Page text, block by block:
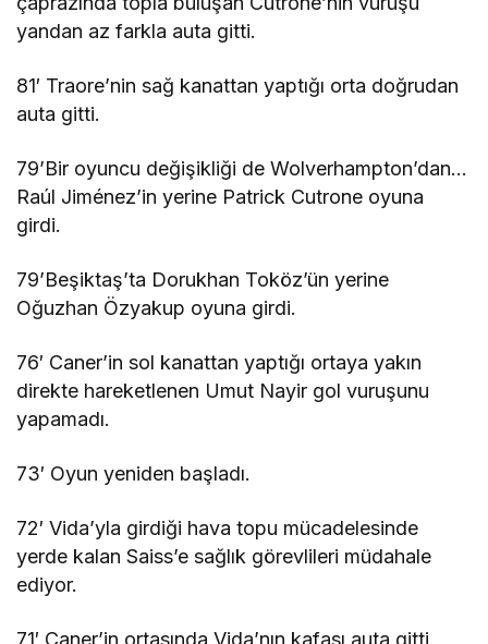
yandan az farkla auta gitti.
81′ Traore’nin sağ kanattan yaptığı orta doğrudan
auta gitti.
79’Bir oyuncu değişikliği de Wolverhampton’dan…
Raúl Jiménez’in yerine Patrick Cutrone oyuna
girdi.
79’Beşiktaş’ta Dorukhan Toköz’ün yerine
Oğuzhan Özyakup oyuna girdi.
76′ Caner’in sol kanattan yaptığı ortaya yakın
direkte hareketlenen Umut Nayir gol vuruşunu
yapamadı.
73′ Oyun yeniden başladı.
72′ Vida’yla girdiği hava topu mücadelesinde
yerde kalan Saiss’e sağlık görevlileri müdahale
ediyor.
71′ Caner’in ortasında Vida’nın kafası auta gitti.